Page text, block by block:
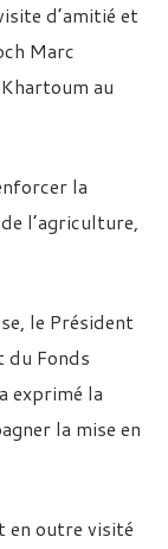
d’amitié et
Marc
au
la
l’agriculture,
le Président
du Fonds
exprimé la
la mise en
en outre visité